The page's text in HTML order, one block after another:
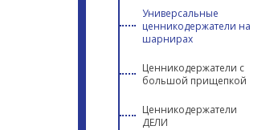
Универсальные
ценникодержатели на
шарнирах
Ценникодержатели с
большой прищепкой
Ценникодержатели
ДЕЛИ